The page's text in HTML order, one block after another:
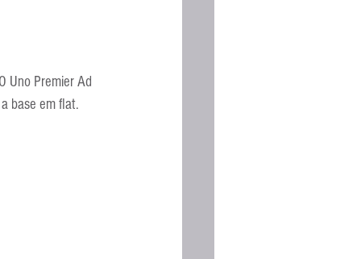
Uno Premier Ad
base em flat.